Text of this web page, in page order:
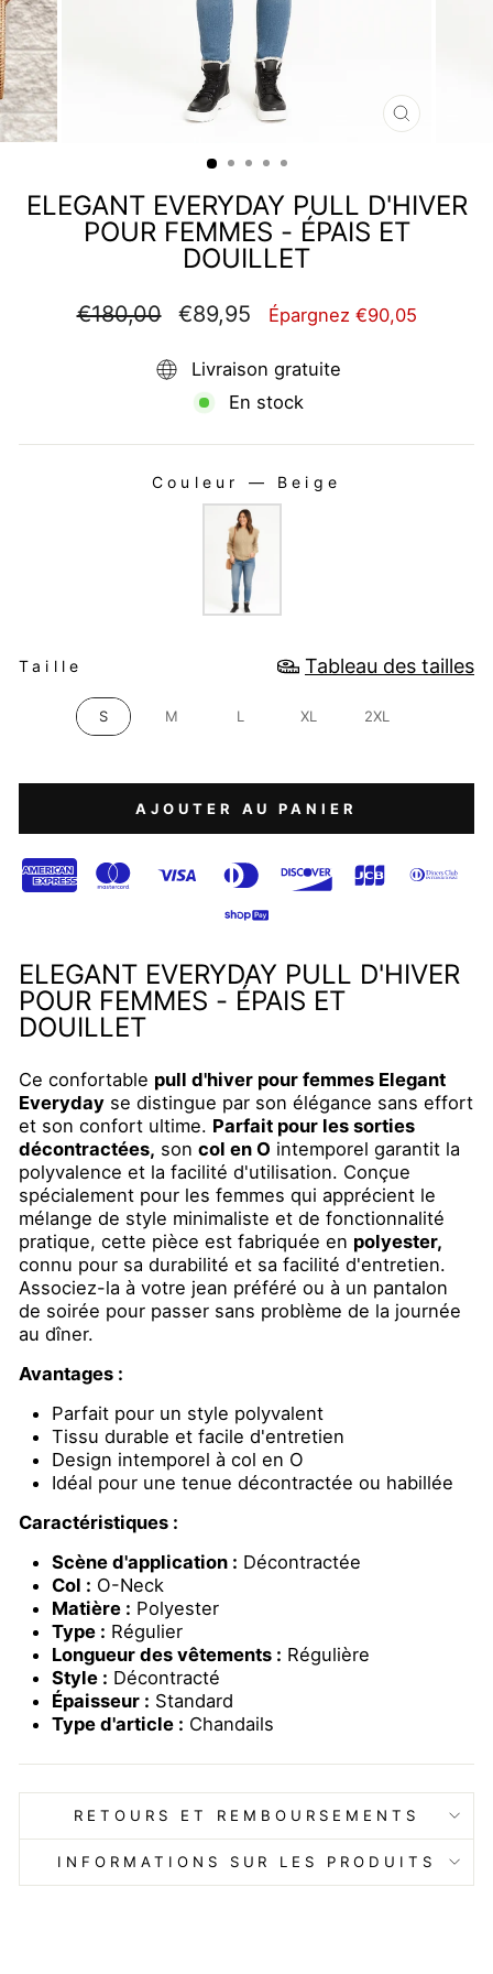
FERMER
ELEGANT EVERYDAY PULL D'HIVER
POUR FEMMES - ÉPAIS ET
DOUILLET
Prix
régulier
€180,00
Prix
réduit
€89,95 Épargnez €90,05
Livraison gratuite
En stock
Couleur — Beige
Taille Tableau des tailles
S M L XL 2XL
AJOUTER AU PANIER
ELEGANT EVERYDAY PULL D'HIVER
POUR FEMMES - ÉPAIS ET
DOUILLET
Ce confortable pull d'hiver pour femmes Elegant
Everyday se distingue par son élégance sans effort
et son confort ultime. Parfait pour les sorties
décontractées, son col en O intemporel garantit la
polyvalence et la facilité d'utilisation. Conçue
spécialement pour les femmes qui apprécient le
mélange de style minimaliste et de fonctionnalité
pratique, cette pièce est fabriquée en polyester,
connu pour sa durabilité et sa facilité d'entretien.
Associez-la à votre jean préféré ou à un pantalon
de soirée pour passer sans problème de la journée
au dîner.
Avantages :
Parfait pour un style polyvalent
Tissu durable et facile d'entretien
Design intemporel à col en O
Idéal pour une tenue décontractée ou habillée
Caractéristiques :
Scène d'application : Décontractée
Col : O-Neck
Matière : Polyester
Type : Régulier
Longueur des vêtements : Régulière
Style : Décontracté
Épaisseur : Standard
Type d'article : Chandails
RETOURS ET REMBOURSEMENTS
INFORMATIONS SUR LES PRODUITS